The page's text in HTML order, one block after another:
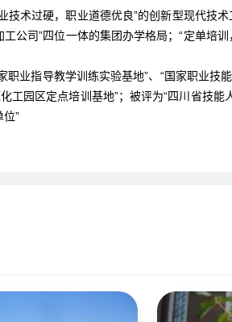
术过硬，职业道德优良”的创新型现代技
公司”四位一体的集团办学格局；“定单培
业指导教学训练实验基地”、“国家职业技
工园区定点培训基地”；被评为“四川省技
位”